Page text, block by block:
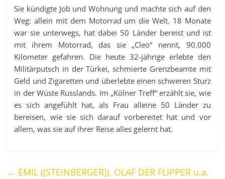
Sie kündigte Job und Wohnung und machte sich auf den
Weg: allein mit dem Motorrad um die Welt. 18 Monate
war sie unterwegs, hat dabei 50 Länder bereist und ist
mit ihrem Motorrad, das sie „Cleo“ nennt, 90.000
Kilometer gefahren. Die heute 32-jährige erlebte den
Militärputsch in der Türkei, schmierte Grenzbeamte mit
Geld und Zigaretten und überlebte einen schweren Sturz
in der Wüste Russlands. Im „Kölner Treff“ erzählt sie, wie
es sich angefühlt hat, als Frau alleine 50 Länder zu
bereisen, wie sie sich darauf vorbereitet hat und vor
allem, was sie auf ihrer Reise alles gelernt hat.
← EMIL ((STEINBERGER)), OLAF DER FLIPPER u.a.